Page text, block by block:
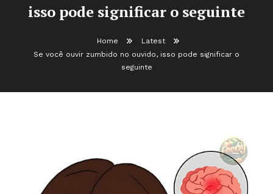
isso pode significar o seguinte
Home
Latest
Se você ouvir zumbido no ouvido, isso pode significar o
seguinte